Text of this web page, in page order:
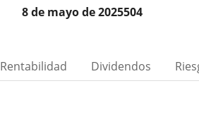
8 de mayo de 2025504
Rentabilidad Dividendos